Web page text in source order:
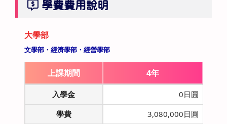
學費費用說明
大學部
文學部・經濟學部・經營學部
上課期間 4年
入學金
0日圓
學費
3,080,000日圓